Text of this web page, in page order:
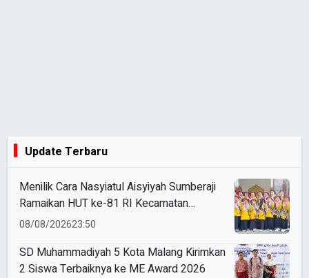
Update Terbaru
Menilik Cara Nasyiatul Aisyiyah Sumberaji
Ramaikan HUT ke-81 RI Kecamatan
Sukodadi
08/08/202623:50
SD Muhammadiyah 5 Kota Malang Kirimkan
2 Siswa Terbaiknya ke ME Award 2026